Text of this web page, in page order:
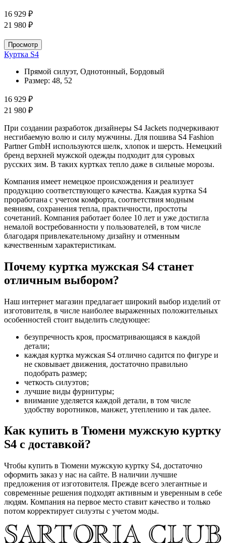
16 929 ₽
21 980 ₽
Просмотр
Куртка S4
Прямой силуэт, Однотонный, Бордовый
Размер: 48, 52
16 929 ₽
21 980 ₽
При создании разработок дизайнеры S4 Jackets подчеркивают
несгибаемую волю и силу мужчины. Для пошива S4 Fashion
Partner GmbH используются шелк, хлопок и шерсть. Немецкий
бренд верхней мужской одежды подходит для суровых
русских зим. В таких куртках тепло даже в сильные морозы.
Компания имеет немецкое происхождения и реализует
продукцию соответствующего качества. Каждая куртка S4
проработана с учетом комфорта, соответствия модным
веяниям, сохранения тепла, практичности, простоты
сочетаний. Компания работает более 10 лет и уже достигла
немалой востребованности у пользователей, в том числе
благодаря привлекательному дизайну и отменным
качественным характеристикам.
Почему куртка мужская S4 станет
отличным выбором?
Наш интернет магазин предлагает широкий выбор изделий от
изготовителя, в числе наиболее выраженных положительных
особенностей стоит выделить следующее:
безупречность кроя, просматривающаяся в каждой
детали;
каждая куртка мужская S4 отлично садится по фигуре и
не сковывает движения, достаточно правильно
подобрать размер;
четкость силуэтов;
лучшие виды фурнитуры;
внимание уделяется каждой детали, в том числе
удобству воротников, манжет, утеплению и так далее.
Как купить в Тюмени мужскую куртку
S4 с доставкой?
Чтобы купить в Тюмени мужскую куртку S4, достаточно
оформить заказ у нас на сайте. В наличии лучшие
предложения от изготовителя. Прежде всего элегантные и
современные решения подходят активным и уверенным в себе
людям. Компания на первое место ставит качество и только
потом корректирует силуэты с учетом моды.